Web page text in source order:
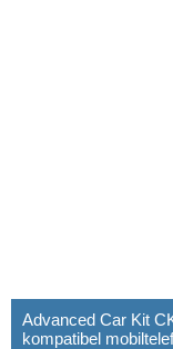
Advanced Car Kit
kompatibel